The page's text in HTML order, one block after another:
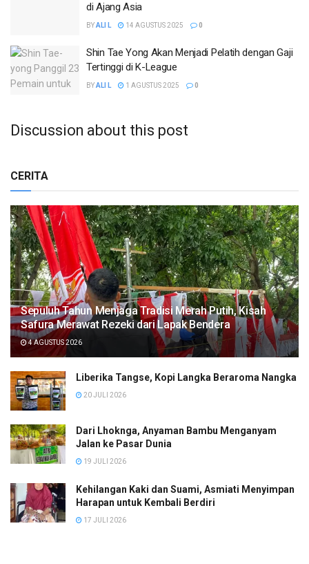
di Ajang Asia
BYALI L 14 AGUSTUS 2025 0
Shin Tae Yong Akan Menjadi Pelatih dengan Gaji
Tertinggi di K-League
BYALI L 1 AGUSTUS 2025 0
Discussion about this post
CERITA
Sepuluh Tahun Menjaga Tradisi Merah Putih, Kisah
Safura Merawat Rezeki dari Lapak Bendera
4 AGUSTUS 2026
Liberika Tangse, Kopi Langka Beraroma Nangka
20 JULI 2026
Dari Lhoknga, Anyaman Bambu Menganyam
Jalan ke Pasar Dunia
19 JULI 2026
Kehilangan Kaki dan Suami, Asmiati Menyimpan
Harapan untuk Kembali Berdiri
17 JULI 2026